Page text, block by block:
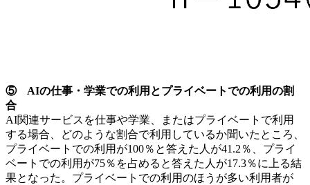
⑤ AIの仕事・学業での利用とプライベートでの利用の割
合
AI関連サービスを仕事や学業、またはプライベートで利用
する場合、どのような割合で利用しているか聞いたところ、
プライベートでの利用が100％と答えた人が41.2％、プライ
ベートでの利用が75％を占めると答えた人が17.3％に上る結
果となった。プライベートでの利用のほうが多い利用者が